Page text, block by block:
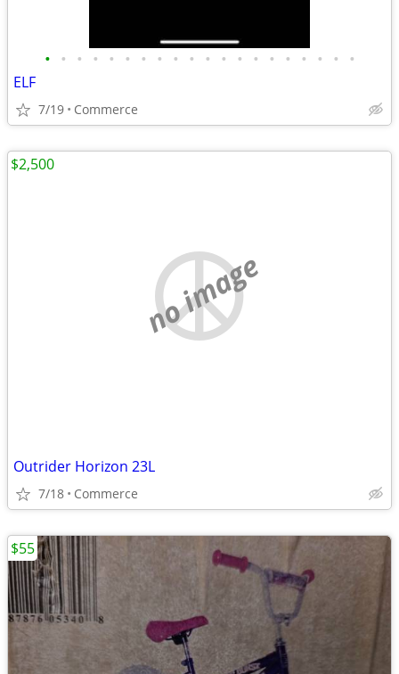
• • • • • • • • • • • • • • • • • • • •
ELF
7/19 Commerce
no image
Outrider Horizon 23L
7/18 Commerce
$2,500
$55